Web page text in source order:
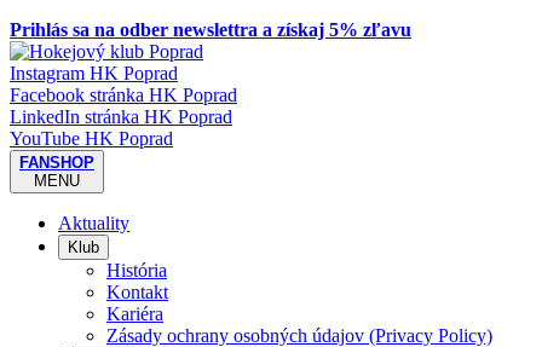
Prihlás sa na odber newslettra a získaj 5% zľavu
Instagram HK Poprad
Facebook stránka HK Poprad
LinkedIn stránka HK Poprad
YouTube HK Poprad
FANSHOP
MENU
Aktuality
Klub
História
Kontakt
Kariéra
Zásady ochrany osobných údajov (Privacy Policy)